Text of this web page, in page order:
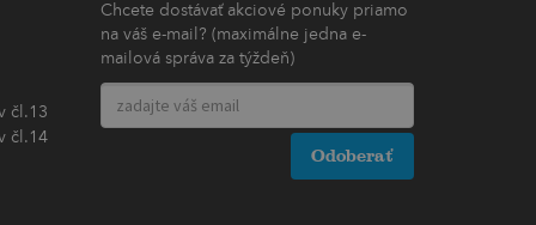
čl.13
čl.14
Chcete dostávať akciové ponuky priamo
na váš e-mail? (maximálne jedna e-
mailová správa za týždeň)
Odoberať